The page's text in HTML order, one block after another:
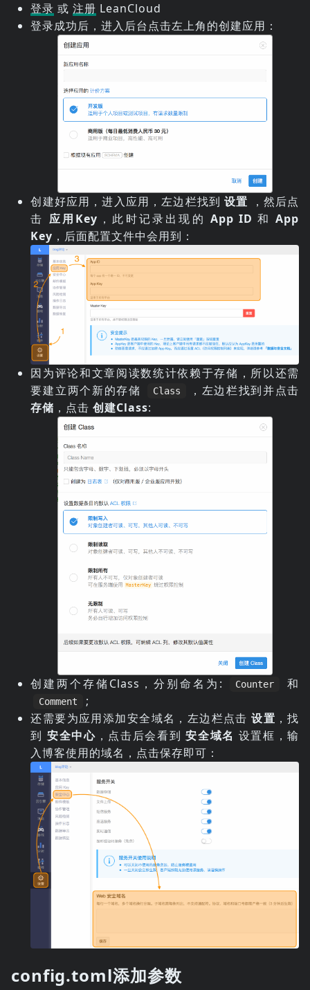
登录 或注册 LeanCloud
登录成功后，进入后台点击左上角的创建应用：
创建好应用，进入应用，左边栏找到设置 ，然后点
击 应用Key ，此时记录出现的 App ID 和App
Key ，后面配置文件中会用到：
因为评论和文章阅读数统计依赖于存储，所以还需
要建立两个新的存储
Class
，左边栏找到并点击
存储 ，点击创建Class:
创建两个存储Class，分别命名为: Counter 和
Comment
;
还需要为应用添加安全域名，左边栏点击设置 ，找
到 安全中心 ，点击后会看到安全域名 设置框，输
入博客使用的域名，点击保存即可：
config.toml添加参数